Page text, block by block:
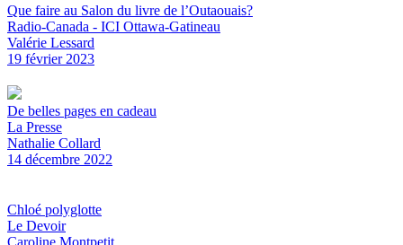
Que faire au Salon du livre de l’Outaouais?
Radio-Canada - ICI Ottawa-Gatineau
Valérie Lessard
19 février 2023
De belles pages en cadeau
La Presse
Nathalie Collard
14 décembre 2022
Chloé polyglotte
Le Devoir